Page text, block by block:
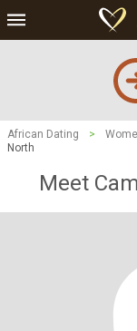
African Dating >
North
Meet